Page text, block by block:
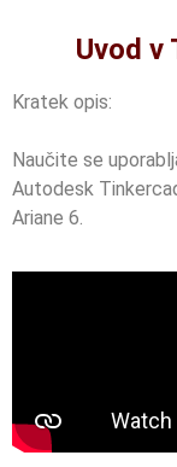
Uvod v
Kratek opis:
Naučite se
Autodesk
Ariane 6.